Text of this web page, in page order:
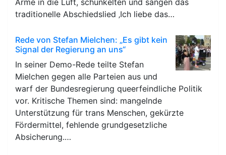
Arme in die Luft, schunkelten und sangen das
traditionelle Abschiedslied ‚Ich liebe das…
Rede von Stefan Mielchen: „Es gibt kein
Signal der Regierung an uns“
In seiner Demo-Rede teilte Stefan
Mielchen gegen alle Parteien aus und
warf der Bundesregierung queerfeindliche Politik
vor. Kritische Themen sind: mangelnde
Unterstützung für trans Menschen, gekürzte
Fördermittel, fehlende grundgesetzliche
Absicherung.…